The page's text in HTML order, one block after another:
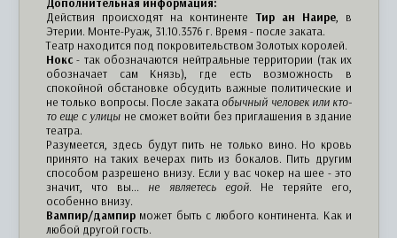
Дополнительная информация:
Действия происходят на континентеТир ан Наире, в
Этерии. Монте-Руаж, 31.10.3576 г. Время - после заката.
Театр находится под покровительством Золотых королей.
Нокс- так обозначаются нейтральные территории (так их
обозначает сам Князь), где есть возможность в
спокойной обстановке обсудить важные политические и
не только вопросы. После заката обычный человек или кто-
то еще с улицы не сможет войти без приглашения в здание
театра.
Разумеется, здесь будут пить не только вино. Но кровь
принято на таких вечерах пить из бокалов. Пить другим
способом разрешено внизу. Если у вас чокер на шее - это
значит, что вы... не являетесь едой. Не теряйте его,
особенно внизу.
Вампир/дампир может быть с любого континента. Как и
любой другой гость.